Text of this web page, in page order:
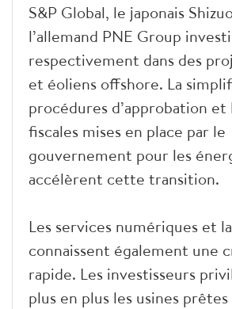
S&P Global, le japonais
l’allemand PNE Group
respectivement dans des
et éoliens offshore. La
procédures d’approbation
fiscales mises en place par le
gouvernement pour les
accélèrent cette transition.
Les services numériques et
connaissent également une
rapide. Les investisseurs
plus en plus les usines prêtes